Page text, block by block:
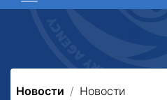
Новости Новости